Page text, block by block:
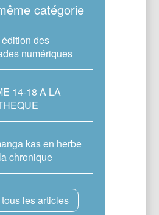
catégorie
des
numériques
14-18 A LA
kas en herbe
chronique
les articles